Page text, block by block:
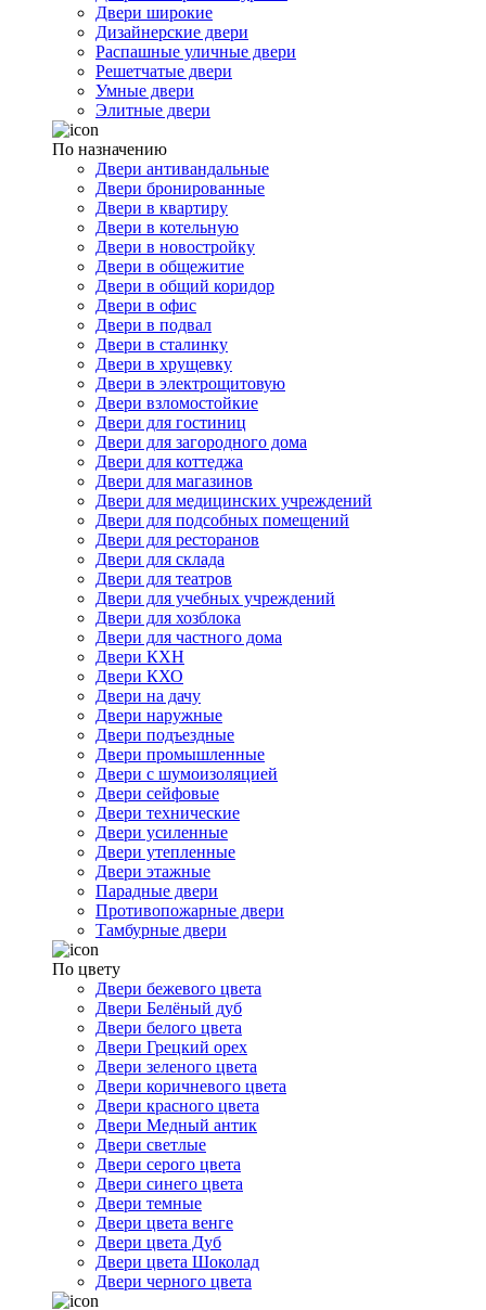
Двери широкие
Дизайнерские двери
Распашные уличные двери
Решетчатые двери
Умные двери
Элитные двери
По назначению
Двери антивандальные
Двери бронированные
Двери в квартиру
Двери в котельную
Двери в новостройку
Двери в общежитие
Двери в общий коридор
Двери в офис
Двери в подвал
Двери в сталинку
Двери в хрущевку
Двери в электрощитовую
Двери взломостойкие
Двери для гостиниц
Двери для загородного дома
Двери для коттеджа
Двери для магазинов
Двери для медицинских учреждений
Двери для подсобных помещений
Двери для ресторанов
Двери для склада
Двери для театров
Двери для учебных учреждений
Двери для хозблока
Двери для частного дома
Двери КХН
Двери КХО
Двери на дачу
Двери наружные
Двери подъездные
Двери промышленные
Двери с шумоизоляцией
Двери сейфовые
Двери технические
Двери усиленные
Двери утепленные
Двери этажные
Парадные двери
Противопожарные двери
Тамбурные двери
По цвету
Двери бежевого цвета
Двери Белёный дуб
Двери белого цвета
Двери Грецкий орех
Двери зеленого цвета
Двери коричневого цвета
Двери красного цвета
Двери Медный антик
Двери светлые
Двери серого цвета
Двери синего цвета
Двери темные
Двери цвета венге
Двери цвета Дуб
Двери цвета Шоколад
Двери черного цвета